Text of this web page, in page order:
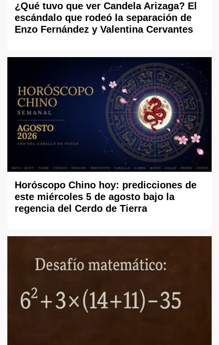
¿Qué tuvo que ver Candela Arizaga? El
escándalo que rodeó la separación de
Enzo Fernández y Valentina Cervantes
Horóscopo Chino hoy: predicciones de
este miércoles 5 de agosto bajo la
regencia del Cerdo de Tierra